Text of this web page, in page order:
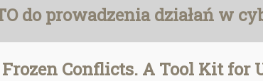
do prowadzenia działań w
Conflicts. A Tool Kit for